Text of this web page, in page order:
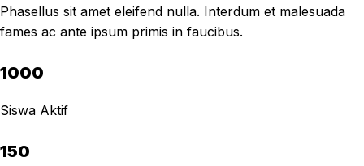
Phasellus sit amet eleifend nulla. Interdum et malesuada
fames ac ante ipsum primis in faucibus.
1000
Siswa Aktif
150